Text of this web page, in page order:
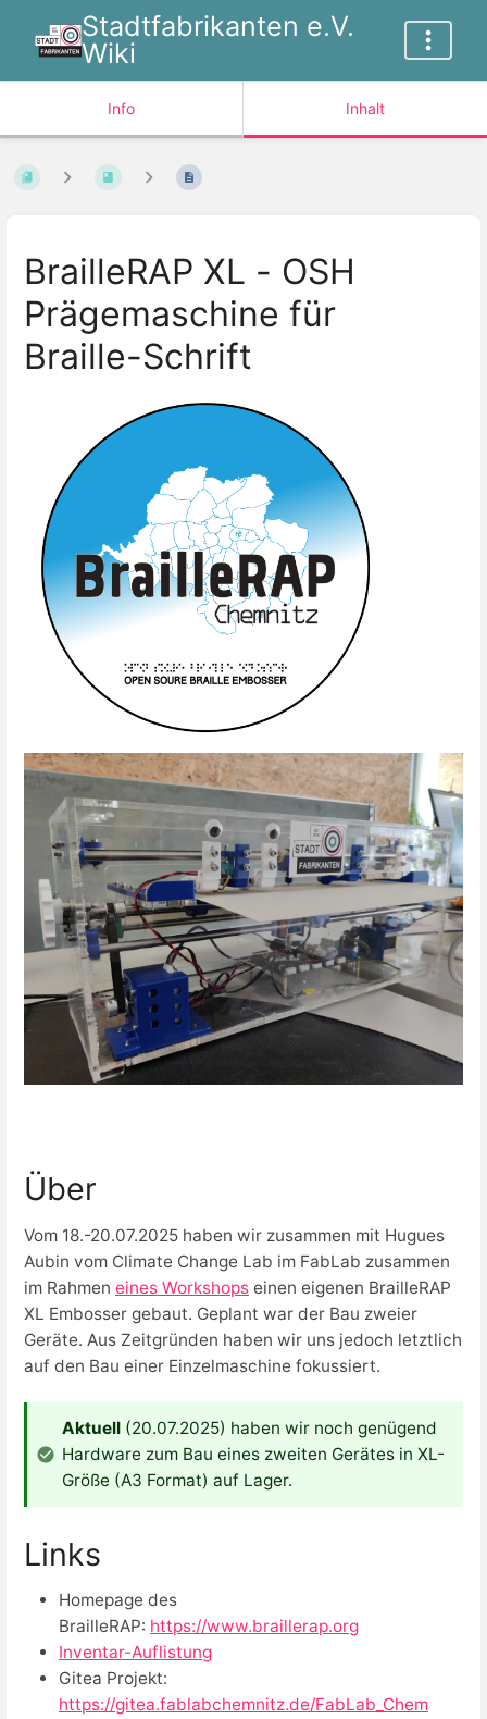
Stadtfabrikanten e.V.
Wiki
Info Inhalt
BrailleRAP XL - OSH
Prägemaschine für
Braille-Schrift
Über
Vom 18.-20.07.2025 haben wir zusammen mit Hugues
Aubin vom Climate Change Lab im FabLab zusammen
im Rahmen eines Workshops einen eigenen BrailleRAP
XL Embosser gebaut. Geplant war der Bau zweier
Geräte. Aus Zeitgründen haben wir uns jedoch letztlich
auf den Bau einer Einzelmaschine fokussiert.
Aktuell (20.07.2025) haben wir noch genügend
Hardware zum Bau eines zweiten Gerätes in XL-
Größe (A3 Format) auf Lager.
Links
Homepage des
BrailleRAP: https://www.braillerap.org
Inventar-Auflistung
Gitea Projekt:
https://gitea.fablabchemnitz.de/FabLab_Chem